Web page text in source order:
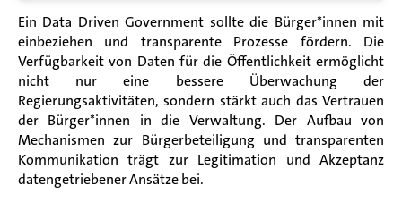
Ein Data Driven Government sollte die Bürger*innen mit
einbeziehen und transparente Prozesse fördern. Die
Verfügbarkeit von Daten für die Öffentlichkeit ermöglicht
nicht nur eine bessere Überwachung der
Regierungsaktivitäten, sondern stärkt auch das Vertrauen
der Bürger*innen in die Verwaltung. Der Aufbau von
Mechanismen zur Bürgerbeteiligung und transparenten
Kommunikation trägt zur Legitimation und Akzeptanz
datengetriebener Ansätze bei.